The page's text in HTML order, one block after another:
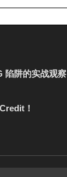
陷阱的实战观察
！